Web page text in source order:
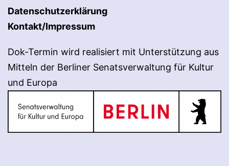
Datenschutzerklärung
Kontakt/Impressum
Dok-Termin wird realisiert mit Unterstützung aus
Mitteln der Berliner Senatsverwaltung für Kultur
und Europa